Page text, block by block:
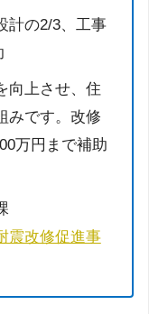
計の2/3、工事
向上させ、住
みです。改修
万円まで補助
震改修促進事